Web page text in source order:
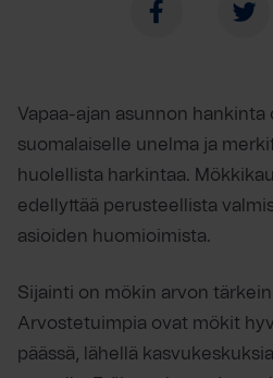
Vapaa-ajan asunnon hankinta
suomalaiselle unelma ja
huolellista harkintaa.
edellyttää perusteellista
asioiden huomioimista.
Sijainti on mökin arvon
Arvostetuimpia ovat mökit
päässä, lähellä